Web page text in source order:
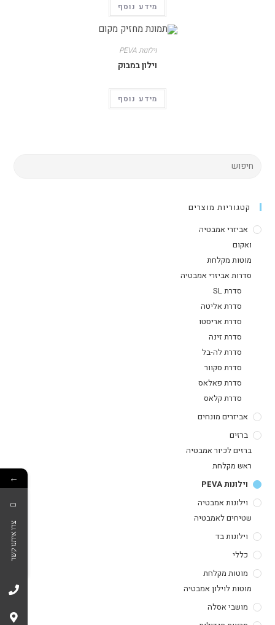
מידע נוסף
וילונות PEVA
וילון במבוק
מידע נוסף
קטגוריות מוצרים
אביזרי אמבטיה
ואקום
מוטות מקלחת
סדרות אביזרי אמבטיה
סדרת SL
סדרת אליטה
סדרת אריסטו
סדרת זינה
סדרת לה-בל
סדרת סקוור
סדרת פאלאס
סדרת קלאס
אביזרים מונחים
ברזים
ברזים לכיור אמבטיה
ראש מקלחת
וילונות PEVA
וילונות אמבטיה
שטיחים לאמבטיה
וילונות בד
כללי
מוטות מקלחת
מוטות לוילון אמבטיה
מושבי אסלה
←
צרו איתנו קשר